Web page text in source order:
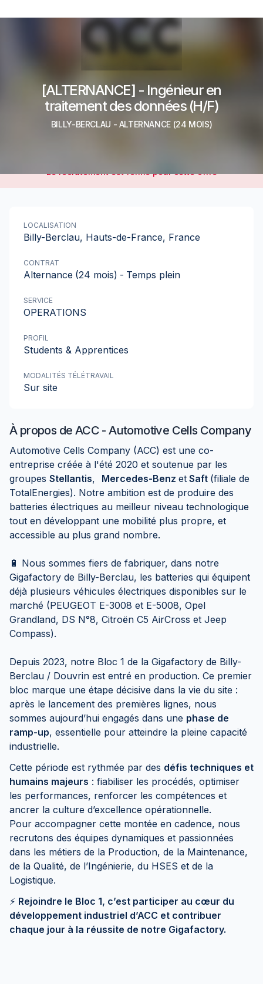
[ALTERNANCE] - Ingénieur en
traitement des données (H/F)
BILLY-BERCLAU - ALTERNANCE(24 MOIS)
Le recrutement est fermé pour cette offre
À propos de ACC - Automotive Cells Company
Automotive Cells Company (ACC) est une co-
entreprise créée à l'été 2020 et soutenue par les
groupes Stellantis, Mercedes-Benz et Saft (filiale de
TotalEnergies). Notre ambition est de produire des
batteries électriques au meilleur niveau technologique
tout en développant une mobilité plus propre, et
accessible au plus grand nombre.
🔋 Nous sommes fiers de fabriquer, dans notre
Gigafactory de Billy-Berclau, les batteries qui équipent
déjà plusieurs véhicules électriques disponibles sur le
marché (PEUGEOT E-3008 et E-5008, Opel
Grandland, DS N°8, Citroën C5 AirCross et Jeep
Compass).
Depuis 2023, notre Bloc 1 de la Gigafactory de Billy-
Berclau / Douvrin est entré en production. Ce premier
bloc marque une étape décisive dans la vie du site :
après le lancement des premières lignes, nous
sommes aujourd’hui engagés dans une phase de
ramp-up, essentielle pour atteindre la pleine capacité
industrielle.
Cette période est rythmée par des défis techniques et
humains majeurs : fiabiliser les procédés, optimiser
les performances, renforcer les compétences et
ancrer la culture d’excellence opérationnelle.
Pour accompagner cette montée en cadence, nous
recrutons des équipes dynamiques et passionnées
dans les métiers de la Production, de la Maintenance,
de la Qualité, de l’Ingénierie, du HSES et de la
Logistique.
⚡️ Rejoindre le Bloc 1, c’est participer au cœur du
développement industriel d’ACC et contribuer
chaque jour à la réussite de notre Gigafactory.
LOCALISATION
Billy-Berclau, Hauts-de-France, France
CONTRAT
Alternance (24 mois) - Temps plein
SERVICE
OPERATIONS
PROFIL
Students & Apprentices
MODALITÉS TÉLÉTRAVAIL
Sur site